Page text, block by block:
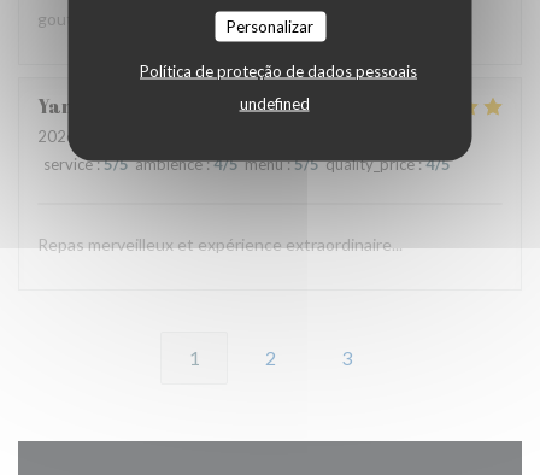
Personalizar
Política de proteção de dados pessoais
undefined
gouteuses pour les papilles
Yannick
2026-07-02
service:5/5 ambience:4/5 menu:5/5 quality_price:4/5
Repas merveilleux et expérience extraordinaire...
1 2 3